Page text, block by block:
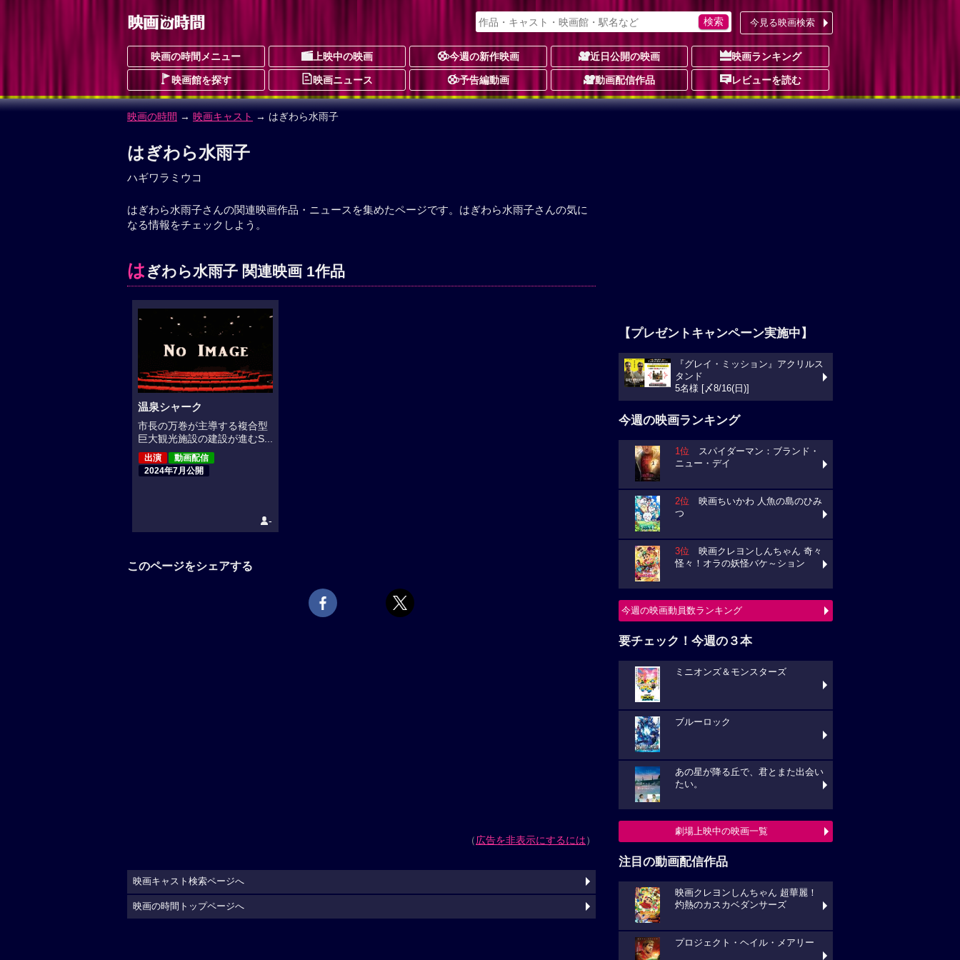
今見る映画検索
映画の時間メニュー 上映中の映画 今週の新作映画 近日公開の映画 映画ランキング
映画館を探す 映画ニュース 予告編動画 動画配信作品 レビューを読む
映画の時間 → 映画キャスト → はぎわら水雨子
はぎわら水雨子
ハギワラミウコ
はぎわら水雨子さんの関連映画作品・ニュースを集めたページです。はぎわら水雨子さんの気に
なる情報をチェックしよう。
は ぎわら水雨子 関連映画 1作品
温泉シャーク
市長の万巻が主導する複合型
巨大観光施設の建設が進むS...
出演
動画配信
2024年7月公開
-
このページをシェアする
（広告を非表示にするには）
【プレゼントキャンペーン実施中】
『グレイ・ミッション』アクリルス
タンド
5名様 [〆8/16(日)]
今週の映画ランキング
1位 スパイダーマン：ブランド・
ニュー・デイ
2位 映画ちいかわ 人魚の島のひみ
つ
3位 映画クレヨンしんちゃん 奇々
怪々！オラの妖怪バケ～ション
今週の映画動員数ランキング
要チェック！今週の３本
ミニオンズ＆モンスターズ
ブルーロック
あの星が降る丘で、君とまた出会い
たい。
劇場上映中の映画一覧
注目の動画配信作品
映画クレヨンしんちゃん 超華麗！
灼熱のカスカベダンサーズ
プロジェクト・ヘイル・メアリー
映画キャスト検索ページへ
映画の時間トップページへ